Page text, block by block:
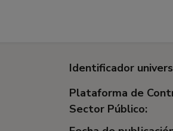
Identificador
Plataforma de
Sector Público: